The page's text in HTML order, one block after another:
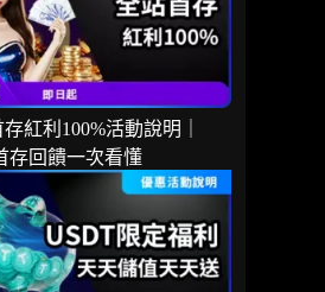
紅利100%活動說明｜
存回饋一次看懂